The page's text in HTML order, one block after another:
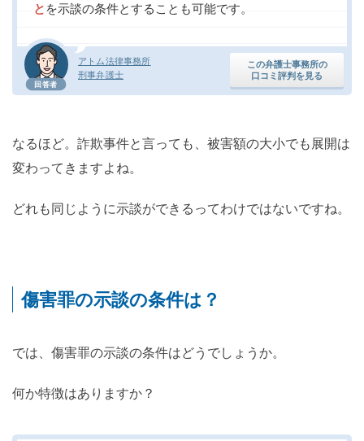
回答者
アトム法律事務所
刑事弁護士
この弁護士事務所の
口コミ評判を見る
とを示談の条件とすることも可能です。
なるほど。詐欺事件と言っても、被害額の大小でも展開は
変わってきますよね。
どれも同じように示談ができるってわけではないですね。
傷害罪の示談の条件は？
では、傷害罪の示談の条件はどうでしょうか。
何か特徴はありますか？